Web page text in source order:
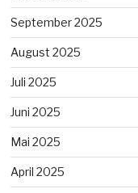
September 2025
August 2025
Juli 2025
Juni 2025
Mai 2025
April 2025